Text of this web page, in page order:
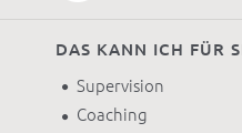
DAS KANN ICH FÜR
Supervision
Coaching